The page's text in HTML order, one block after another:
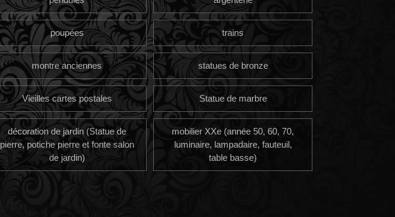
poupées trains
montre anciennes statues de bronze
Vieilles cartes postales Statue de marbre
décoration de jardin (Statue de
pierre, potiche pierre et fonte salon
de jardin)
mobilier XXe (année 50, 60, 70,
luminaire, lampadaire, fauteuil,
table basse)